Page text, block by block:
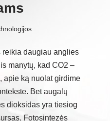
reikia daugiau anglies
manytų, kad CO2 –
apie ką nuolat girdime
Bet augalų
dioksidas yra tiesiog
Fotosintezės